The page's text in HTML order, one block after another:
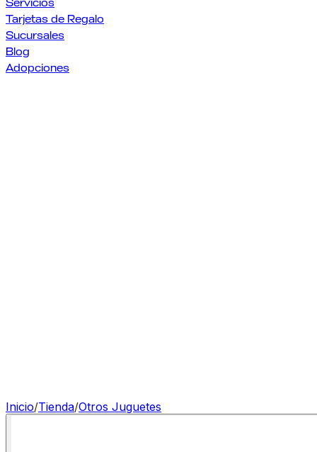
Servicios
Tarjetas de Regalo
Sucursales
Blog
Adopciones
Inicio/Tienda/Otros Juguetes